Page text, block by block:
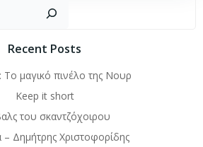
Recent Posts
Το μαγικό πινέλο της Νουρ
Keep it short
του σκαντζόχοιρου
– Δημήτρης Χριστοφορίδης